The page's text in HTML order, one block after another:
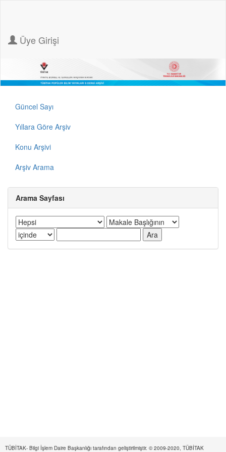
Üye Girişi
Güncel Sayı
Yıllara Göre Arşiv
Konu Arşivi
Arşiv Arama
Arama Sayfası
TÜBİTAK- Bilgi İşlem Daire Başkanlığı tarafından geliştirilmiştir. © 2009-2020, TÜBİTAK